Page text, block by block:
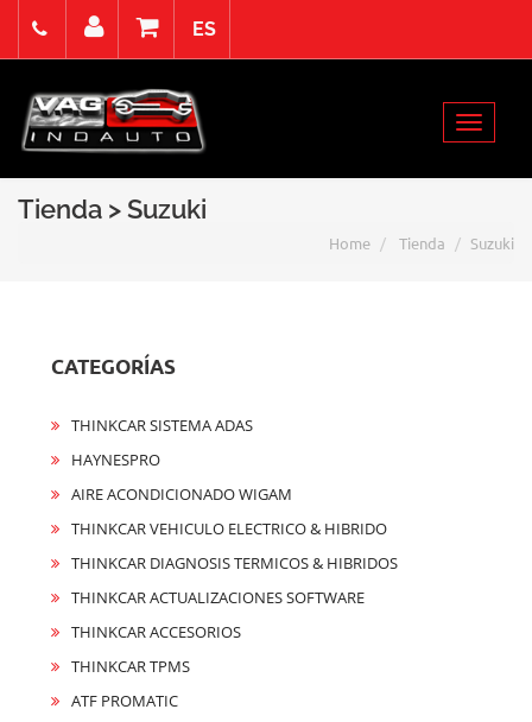
ES
Select Language▼ Lunes 10 Agosto de 2026
Acceso Registro
Toggle
Tienda > Suzuki
Home Tienda Suzuki
CATEGORÍAS
THINKCAR SISTEMA ADAS
HAYNESPRO
AIRE ACONDICIONADO WIGAM
THINKCAR VEHICULO ELECTRICO & HIBRIDO
THINKCAR DIAGNOSIS TERMICOS & HIBRIDOS
THINKCAR ACTUALIZACIONES SOFTWARE
THINKCAR ACCESORIOS
THINKCAR TPMS
ATF PROMATIC